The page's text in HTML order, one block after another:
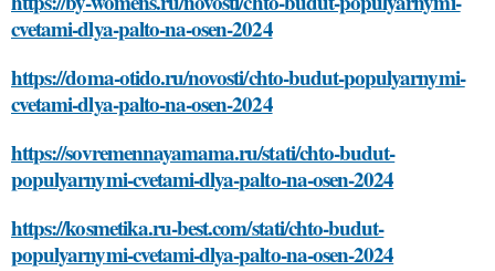
cvetami-dlya-palto-na-osen-2024
https://doma-otido.ru/novosti/chto-budut-populyarnymi-
cvetami-dlya-palto-na-osen-2024
https://sovremennayamama.ru/stati/chto-budut-
populyarnymi-cvetami-dlya-palto-na-osen-2024
https://kosmetika.ru-best.com/stati/chto-budut-
populyarnymi-cvetami-dlya-palto-na-osen-2024